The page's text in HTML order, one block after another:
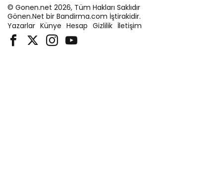
© Gonen.net 2026, Tüm Hakları Saklıdır
Gönen.Net bir Bandirma.com İştirakidir.
Yazarlar Künye Hesap Gizlilik İletişim